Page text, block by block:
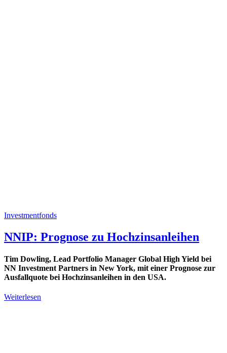
Investmentfonds
NNIP: Prognose zu Hochzinsanleihen
Tim Dowling, Lead Portfolio Manager Global High Yield bei
NN Investment Partners in New York, mit einer Prognose zur
Ausfallquote bei Hochzinsanleihen in den USA.
Weiterlesen